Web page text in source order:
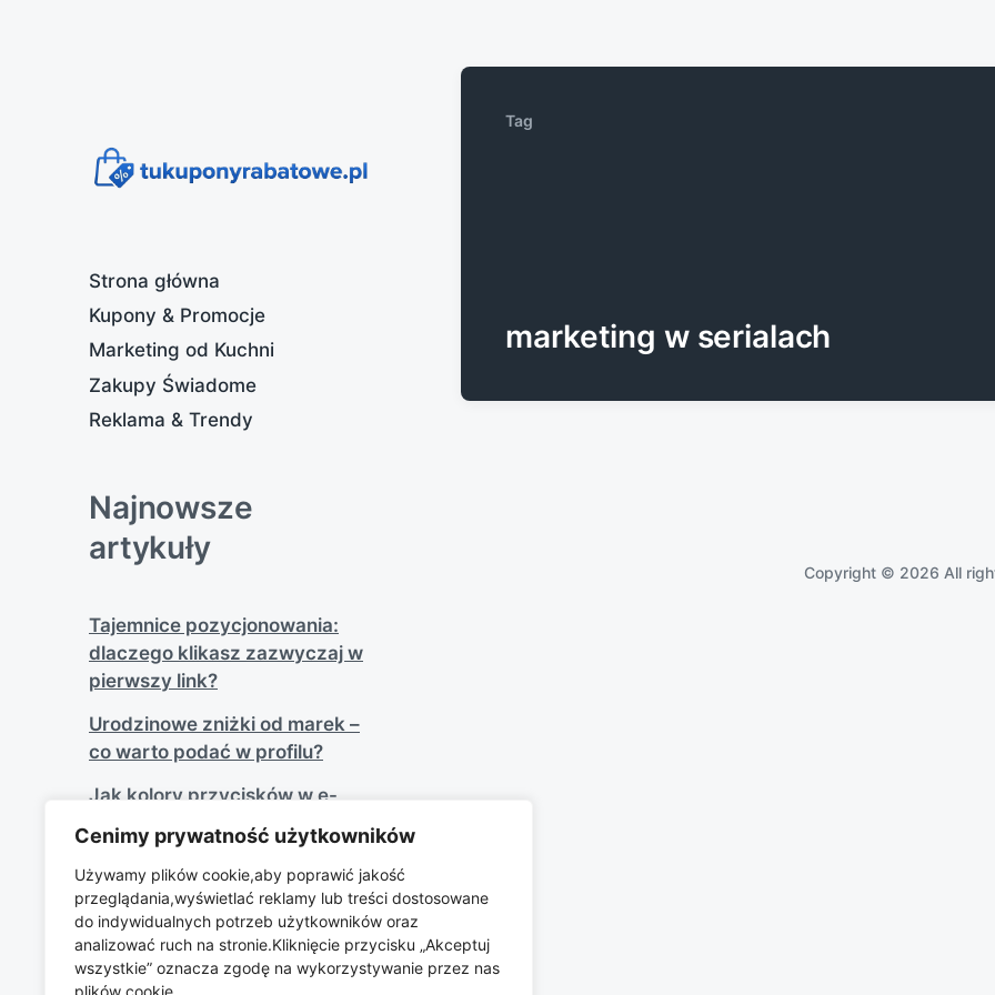
Cenimy prywatność użytkowników
Używamy plików cookie,aby poprawić jakość
przeglądania,wyświetlać reklamy lub treści dostosowane
do indywidualnych potrzeb użytkowników oraz
analizować ruch na stronie.Kliknięcie przycisku „Akceptuj
wszystkie” oznacza zgodę na wykorzystywanie przez nas
plików cookie.
Strona główna
Kupony & Promocje
Marketing od Kuchni
Zakupy Świadome
Reklama & Trendy
Najnowsze
artykuły
Tajemnice pozycjonowania:
dlaczego klikasz zazwyczaj w
pierwszy link?
Urodzinowe zniżki od marek –
co warto podać w profilu?
Jak kolory przycisków w e-
commerce wpływają na
konwersję?
Wyprzedaże sezonowe: kiedy
kupować ubrania najtaniej?
Odpowiedzialność społeczna
Tag
marketing w serialach
Copyright © 2026 All